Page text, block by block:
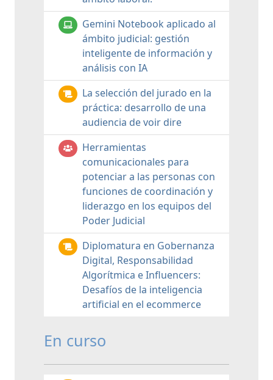
Gemini Notebook aplicado al
ámbito judicial: gestión
inteligente de información y
análisis con IA
La selección del jurado en la
práctica: desarrollo de una
audiencia de voir dire
Herramientas
comunicacionales para
potenciar a las personas con
funciones de coordinación y
liderazgo en los equipos del
Poder Judicial
Diplomatura en Gobernanza
Digital, Responsabilidad
Algorítmica e Influencers:
Desafíos de la inteligencia
artificial en el ecommerce
En curso